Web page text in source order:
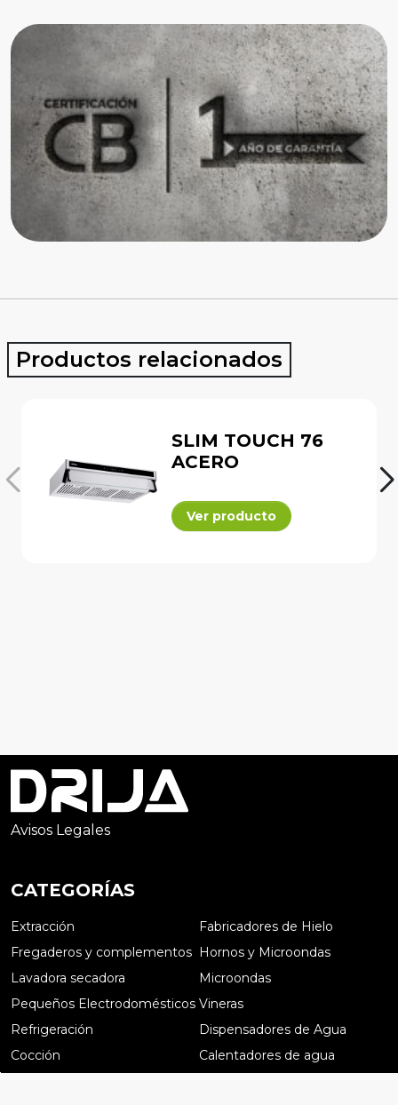
Productos relacionados
SLIM TOUCH 76
ACERO
Ver producto
Avisos Legales
CATEGORÍAS
Extracción
Fabricadores de Hielo
Fregaderos y complementos Hornos y Microondas
Lavadora secadora
Microondas
Pequeños Electrodomésticos Vineras
Refrigeración
Dispensadores de Agua
Cocción
Calentadores de agua